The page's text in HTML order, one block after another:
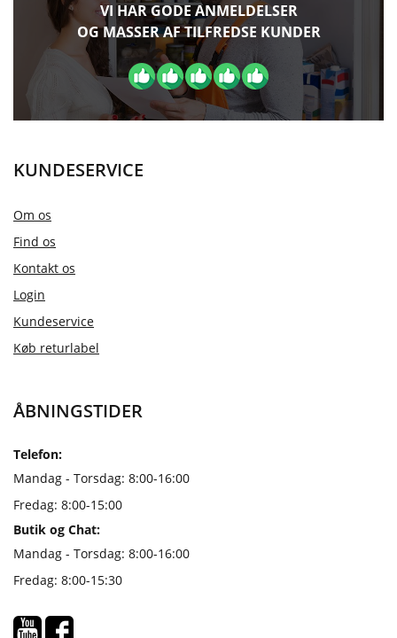
VI HAR GODE ANMELDELSER
OG MASSER AF TILFREDSE KUNDER
KUNDESERVICE
Om os
Find os
Kontakt os
Login
Kundeservice
Køb returlabel
ÅBNINGSTIDER
Telefon:
Mandag - Torsdag: 8:00-16:00
Fredag: 8:00-15:00
Butik og Chat:
Mandag - Torsdag: 8:00-16:00
Fredag: 8:00-15:30